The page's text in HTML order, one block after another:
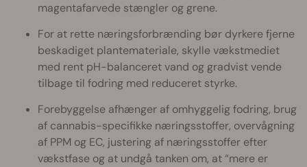
magentafarvede stængler og grene.
For at rette næringsforbrænding bør dyrkere fjerne
beskadiget plantemateriale, skylle vækstmediet
med rent pH-balanceret vand og gradvist vende
tilbage til fodring med reduceret styrke.
Forebyggelse afhænger af omhyggelig fodring, brug
af cannabis-specifikke næringsstoffer, overvågning
af PPM og EC, justering af næringsstoffer efter
vækstfase og at undgå tanken om, at “mere er